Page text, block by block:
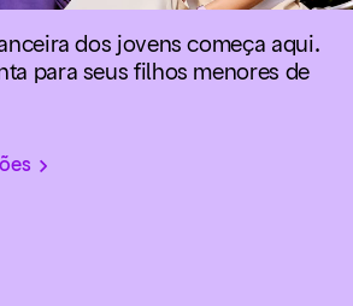
dos jovens começa aqui.
para seus filhos menores de